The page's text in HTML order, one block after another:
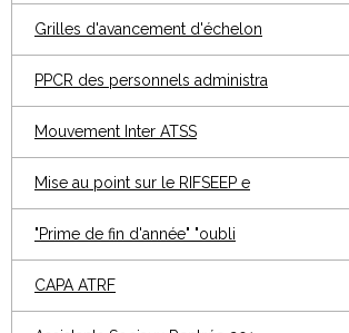
Grilles d'avancement d'échelon
PPCR des personnels administra
Mouvement Inter ATSS
Mise au point sur le RIFSEEP e
"Prime de fin d'année" "oubli
CAPA ATRF